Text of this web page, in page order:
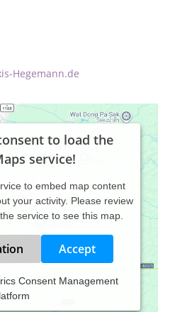
Hegemann.de
to load the
service!
to embed map content
your activity. Please review
service to see this map.
Accept
Consent Management